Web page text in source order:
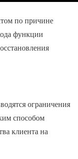
по причине
функции
ограничения
способом
клиента на